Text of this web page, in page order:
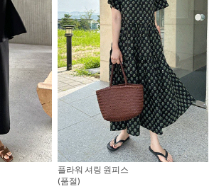
플라워 셔링 원피스
(품절)